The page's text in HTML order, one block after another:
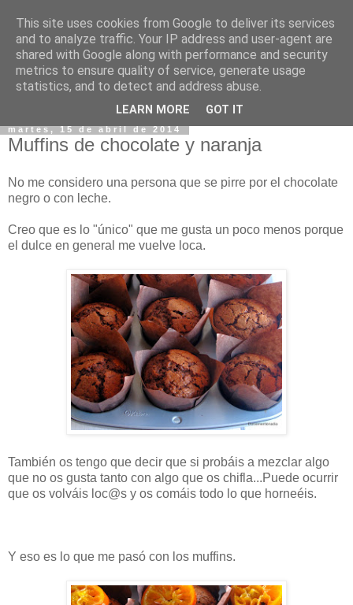
martes, 15 de abril de 2014
Muffins de chocolate y naranja
No me considero una persona que se pirre por el chocolate
negro o con leche.
Creo que es lo "único" que me gusta un poco menos porque
el dulce en general me vuelve loca.
También os tengo que decir que si probáis a mezclar algo
que no os gusta tanto con algo que os chifla...Puede ocurrir
que os volváis loc@s y os comáis todo lo que horneéis.
Y eso es lo que me pasó con los muffins.
This site uses cookies from Google to deliver its services
and to analyze traffic. Your IP address and user-agent are
shared with Google along with performance and security
metrics to ensure quality of service, generate usage
statistics, and to detect and address abuse.
LEARN MORE GOT IT